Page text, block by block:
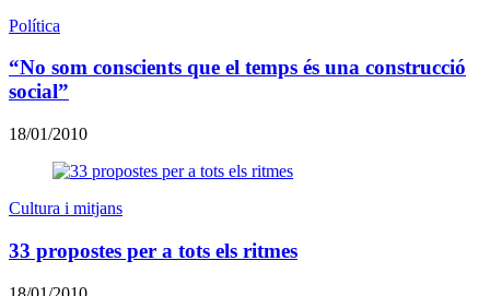
Política
“No som conscients que el temps és una construcció
social”
18/01/2010
Cultura i mitjans
33 propostes per a tots els ritmes